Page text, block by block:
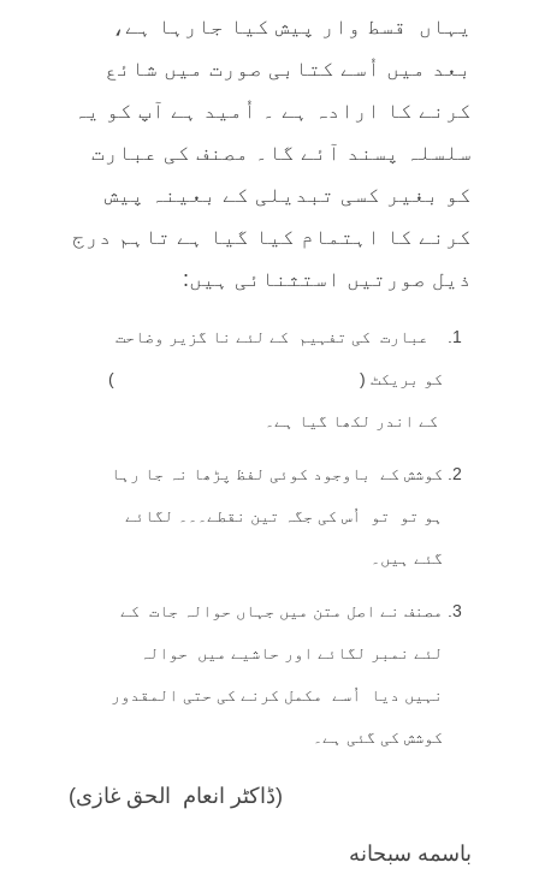
یہاں قسط وار پیش کیا جارہا ہے،
بعد میں اُسے کتابی صورت میں شائع
کرنے کا ارادہ ہے ۔ اُمید ہے آپ کو یہ
سلسلہ پسند آئے گا۔ مصنف کی عبارت
کو بغیر کسی تبدیلی کے بعینہ پیش
کرنے کا اہتمام کیا گیا ہے تاہم درج
ذیل صورتیں استثنائی ہیں:
عبارت کی تفہیم کے لئے نا گزیر وضاحت
کو بریکٹ ( )
کے اندر لکھا گیا ہے۔
کوشش کے باوجود کوئی لفظ پڑھا نہ جا رہا
ہو تو تو اُس کی جگہ تین نقطے۔۔۔ لگائے
گئے ہیں۔
مصنف نے اصل متن میں جہاں حوالہ جات کے
لئے نمبر لگائے اور حاشیے میں حوالہ
نہیں دیا اُسے مکمل کرنے کی حتی المقدور
کوشش کی گئی ہے۔
(ڈاکٹر انعام الحق غازی)
باسمه سبحانه